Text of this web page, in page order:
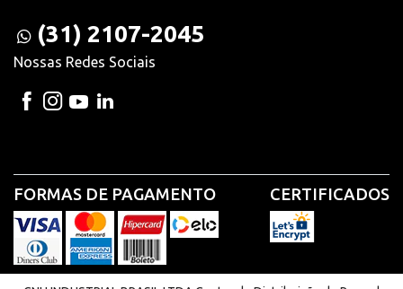
(31) 2107-2045
Nossas Redes Sociais
FORMAS DE PAGAMENTO CERTIFICADOS